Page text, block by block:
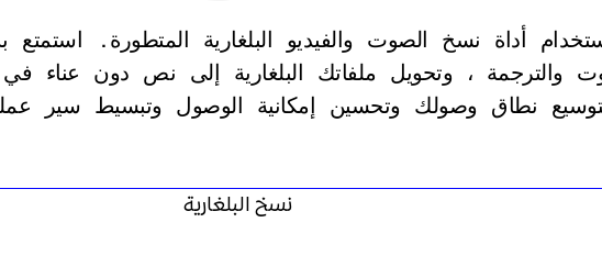
أداة نسخ الصوت والفيديو البلغارية المتطورة. استمتع
والترجمة ، وتحويل ملفاتك البلغارية إلى نص دون عناء
نطاق وصولك وتحسين إمكانية الوصول وتبسيط سير